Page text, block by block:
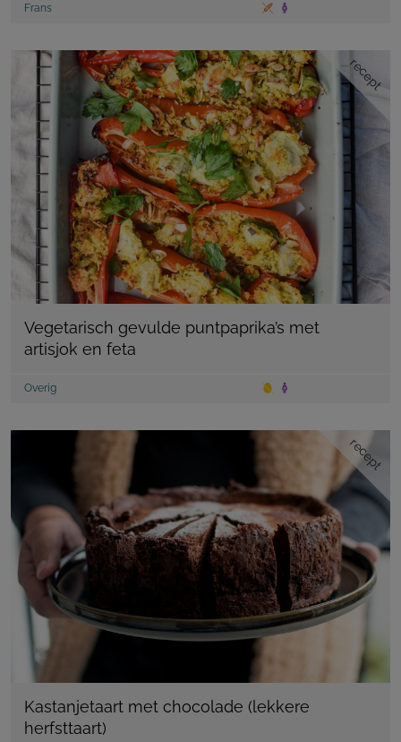
Frans
recept
Vegetarisch gevulde puntpaprika’s met
artisjok en feta
Overig
recept
Kastanjetaart met chocolade (lekkere
herfsttaart)